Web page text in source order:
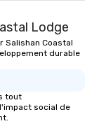
Lodge
Salishan Coastal
durable
tout
social de